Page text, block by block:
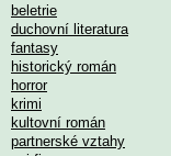
beletrie
duchovní literatura
fantasy
historický román
horror
krimi
kultovní román
partnerské vztahy